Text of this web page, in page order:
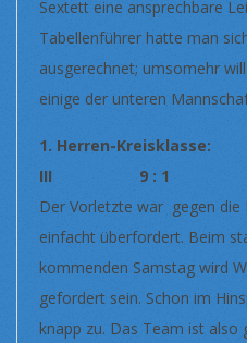
Sextett eine ansprechbare
Tabellenführer hatte man
ausgerechnet; umsomehr
einige der unteren
1. Herren-
III 9 : 1
Der Vorletzte war gegen die
einfacht überfordert. Beim
kommenden Samstag wird
gefordert sein. Schon im
knapp zu. Das Team ist also